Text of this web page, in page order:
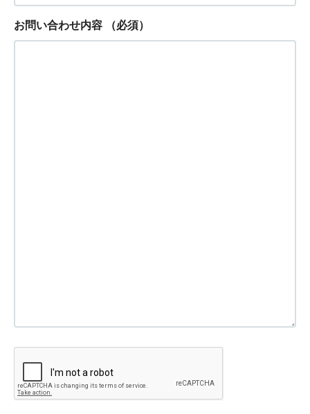
お問い合わせ内容 （必須）